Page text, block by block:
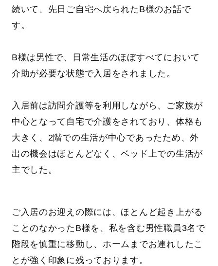
続いて、先日ご自宅へ戻られたB様のお話で
す。
B様は男性で、日常生活のほぼすべてにおいて
介助が必要な状態で入居をされました。
入居前は訪問介護等を利用しながら、ご家族が
中心となって自宅で介護をされており、体格も
大きく、2階での生活が中心であったため、外
出の機会はほとんどなく、ベッド上での生活が
主でした。
ご入居のお迎えの際には、ほとんど起き上がる
ことのなかったB様を、私を含む男性職員3名で
階段を慎重に移動し、ホームまでお連れしたこ
とが強く印象に残っております。